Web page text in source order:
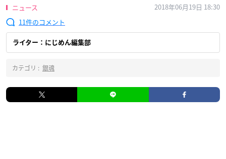
ニュース
2018年06月19日 18:30
11
ライター：にじめん編集部
カテゴリ : 銀魂